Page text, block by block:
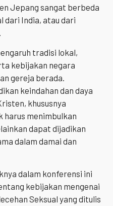
Jepang sangat berbeda
dari India, atau dari
tradisi lokal,
kebijakan negara
gereja berada.
keindahan dan daya
khususnya
harus menimbulkan
dapat dijadikan
dalam damai dan
dalam konferensi ini
kebijakan mengenai
Seksual yang ditulis